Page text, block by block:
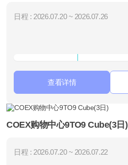
日程 : 2026.07.20 ~ 2026.07.26
查看详情
COEX购物中心9TO9 Cube(3日)
日程 : 2026.07.20 ~ 2026.07.22